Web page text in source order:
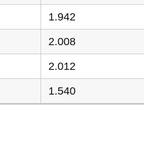
1.942
2.008
2.012
1.540